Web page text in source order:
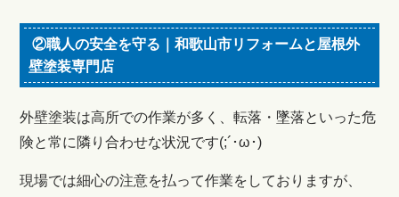
②職人の安全を守る｜和歌山市リフォームと屋根外
壁塗装専門店
外壁塗装は高所での作業が多く、転落・墜落といった危
険と常に隣り合わせな状況です(;´･ω･)
現場では細心の注意を払って作業をしておりますが、